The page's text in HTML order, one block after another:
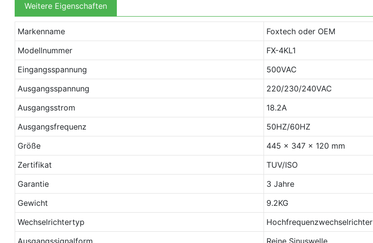
Weitere Eigenschaften
Markenname
Foxtech oder OEM
Modellnummer
FX-4KL1
Eingangsspannung
500VAC
Ausgangsspannung
220/230/240VAC
Ausgangsstrom
18.2A
Ausgangsfrequenz
50HZ/60HZ
Größe
445 x 347 x 120 mm
Zertifikat
TUV/ISO
Garantie
3 Jahre
Gewicht
9.2KG
Wechselrichtertyp
Hochfrequenzwechselrichter
Ausgangssignalform
Reine Sinuswelle